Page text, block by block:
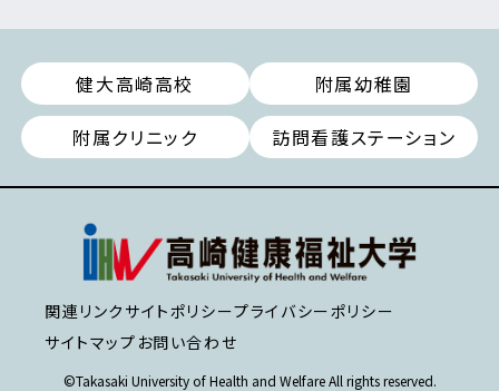
健大高崎高校
附属幼稚園
附属クリニック
訪問看護ステーション
関連リンク サイトポリシープライバシーポリシー
サイトマップ お問い合わせ
©Takasaki University of Health and Welfare All rights reserved.